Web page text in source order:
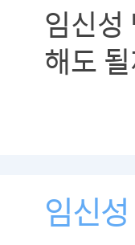
임신성
해도
임신